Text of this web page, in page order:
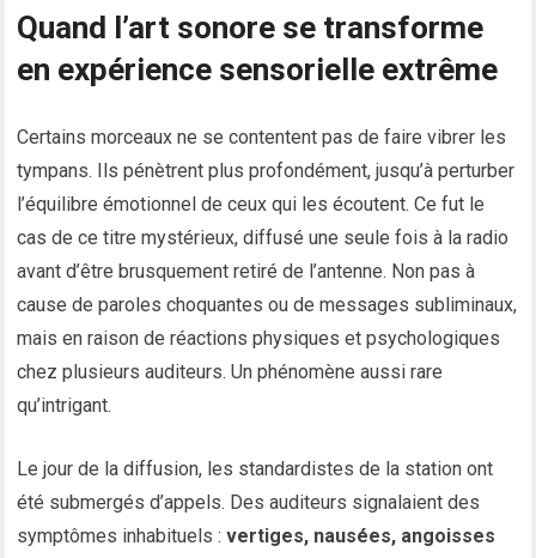
Quand l’art sonore se transforme
en expérience sensorielle extrême
Certains morceaux ne se contentent pas de faire vibrer les
tympans. Ils pénètrent plus profondément, jusqu’à perturber
l’équilibre émotionnel de ceux qui les écoutent. Ce fut le
cas de ce titre mystérieux, diffusé une seule fois à la radio
avant d’être brusquement retiré de l’antenne. Non pas à
cause de paroles choquantes ou de messages subliminaux,
mais en raison de réactions physiques et psychologiques
chez plusieurs auditeurs. Un phénomène aussi rare
qu’intrigant.
Le jour de la diffusion, les standardistes de la station ont
été submergés d’appels. Des auditeurs signalaient des
symptômes inhabituels :vertiges, nausées, angoisses